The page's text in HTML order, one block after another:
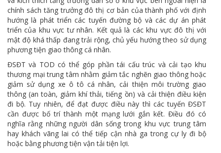
chính sách tăng trưởng đô thị cơ bản của thành phố với định
hướng là phát triển các tuyến đường bộ và các dự án phát
triển của khu vực tư nhân. Kết quả là các khu vực đô thị với
mật độ khá thấp đang trải rộng, chủ yếu hướng theo sử dụng
phương tiện giao thông cá nhân.
ĐSĐT và TOD có thể góp phần tái cấu trúc và cải tạo khu
thương mại trung tâm nhằm giảm tắc nghẽn giao thông hoặc
giảm sử dụng xe ô tô cá nhân, cải thiện môi trường giao
thông (an toàn, giảm khí thải, tiếng ồn) và cải thiện điều kiện
đi bộ. Tuy nhiên, để đạt được điều này thì các tuyến ĐSĐT
cần được bố trí thành một mạng lưới gắn kết. Điều đó có
nghĩa rằng những người dân sống trong khu vực trung tâm
hay khách vãng lai có thể tiếp cận nhà ga trong cự ly đi bộ
hoặc bằng phương tiện vận tải tiện lợi.